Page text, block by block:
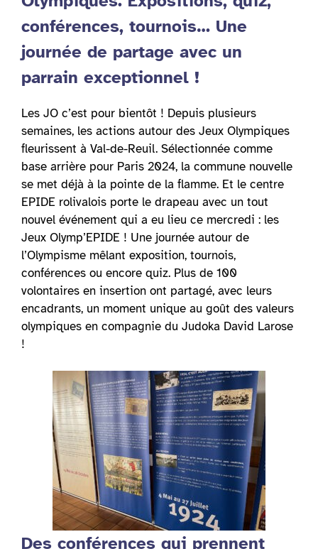
conférences, tournois… Une
journée de partage avec un
parrain exceptionnel !
Les JO c’est pour bientôt ! Depuis plusieurs
semaines, les actions autour des Jeux Olympiques
fleurissent à Val-de-Reuil. Sélectionnée comme
base arrière pour Paris 2024, la commune nouvelle
se met déjà à la pointe de la flamme. Et le centre
EPIDE rolivalois porte le drapeau avec un tout
nouvel événement qui a eu lieu ce mercredi : les
Jeux Olymp’EPIDE ! Une journée autour de
l’Olympisme mêlant exposition, tournois,
conférences ou encore quiz. Plus de 100
volontaires en insertion ont partagé, avec leurs
encadrants, un moment unique au goût des valeurs
olympiques en compagnie du Judoka David Larose
!
Des conférences qui prennent